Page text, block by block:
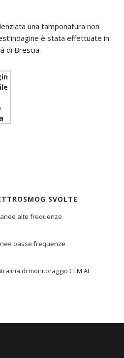
una tamponatura non
è stata effettuate in
di Brescia.
SVOLTE
alte frequenze
basse frequenze
di monitoraggio CEM AF